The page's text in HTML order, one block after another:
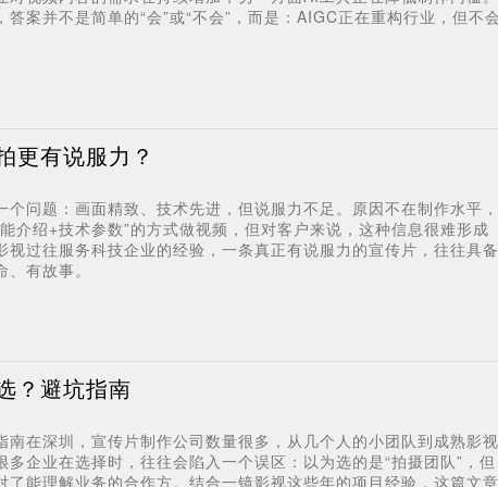
案并不是简单的“会”或“不会”，而是：AIGC正在重构行业，但不会
更有说服力？
问题：画面精致、技术先进，但说服力不足。原因不在制作水平，
介绍+技术参数”的方式做视频，但对客户来说，这种信息很难形成
过往服务科技企业的经验，一条真正有说服力的宣传片，往往具备
有故事。
？避坑指南
在深圳，宣传片制作公司数量很多，从几个人的小团队到成熟影视
企业在选择时，往往会陷入一个误区：以为选的是“拍摄团队”，但
了能理解业务的合作方。结合一镜影视这些年的项目经验，这篇文章